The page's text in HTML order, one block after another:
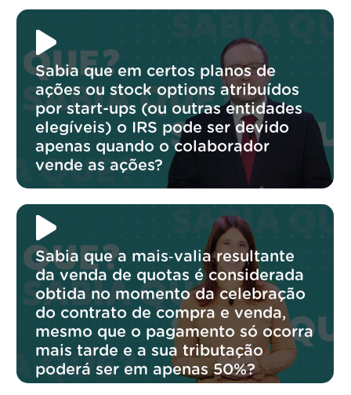
Sabia que em certos planos de
ações ou stock options atribuídos
por start-ups (ou outras entidades
elegíveis) o IRS pode ser devido
apenas quando o colaborador
vende as ações?
Sabia que a mais‑valia resultante
da venda de quotas é considerada
obtida no momento da celebração
do contrato de compra e venda,
mesmo que o pagamento só ocorra
mais tarde e a sua tributação
poderá ser em apenas 50%?